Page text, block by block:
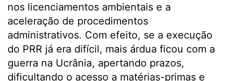
nos licenciamentos ambientais e a
aceleração de procedimentos
administrativos. Com efeito, se a execução
do PRR já era difícil, mais árdua ficou com a
guerra na Ucrânia, apertando prazos,
dificultando o acesso a matérias-primas e